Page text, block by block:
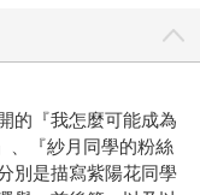
的『我怎麼可能成為
、『紗月同學的粉絲
別是描寫紫陽花同學